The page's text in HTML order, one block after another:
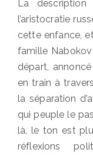
La
l’aristocratie
cette enfance,
famille
départ,
en train à
la séparation
qui peuple le
là, le ton est
réflexions